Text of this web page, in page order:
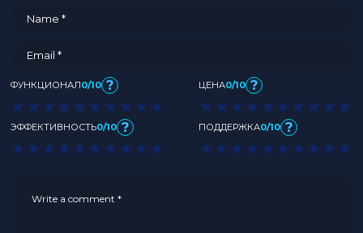
ФУНКЦИОНАЛ0/10 ?
★ ★ ★ ★ ★ ★ ★ ★ ★ ★
ЦЕНА0/10 ?
★ ★ ★ ★ ★ ★ ★ ★ ★ ★
ЭФФЕКТИВНОСТЬ0/10 ?
★ ★ ★ ★ ★ ★ ★ ★ ★ ★
ПОДДЕРЖКА0/10 ?
★ ★ ★ ★ ★ ★ ★ ★ ★ ★